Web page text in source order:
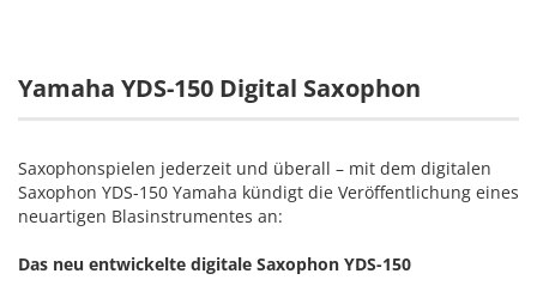
Yamaha YDS-150 Digital Saxophon
Saxophonspielen jederzeit und überall – mit dem digitalen
Saxophon YDS-150 Yamaha kündigt die Veröffentlichung eines
neuartigen Blasinstrumentes an:
Das neu entwickelte digitale Saxophon YDS-150